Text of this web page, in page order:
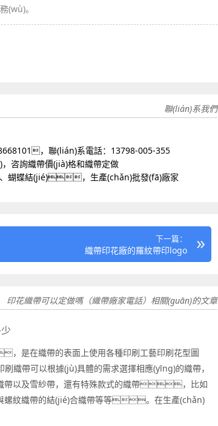
(wù)。
聯(lián)系我們
，聯(lián)系電話：13798-005-355
咨詢織帶價(jià)格和織帶定做
蝶結(jié)，生產(chǎn)批發(fā)廠家
下一篇：
織帶印花廠的羅紋帶印logo
印花織帶可以定做嗎（織帶廠家電話）相關(guān)的文章
是在織帶的表面上使用各種印刷工藝印刷花型圖
織帶可以根據(jù)具體的需求選擇相應(yīng)的織帶，
以及雪紗帶，還有特殊款式的織帶，比如
紋織帶的結(jié)合織帶等等。在生產(chǎn)